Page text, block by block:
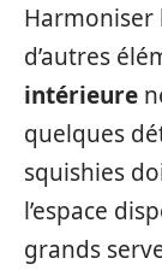
Harmoniser
d’autres
intérieure
quelques
squishies
l’espace
grands